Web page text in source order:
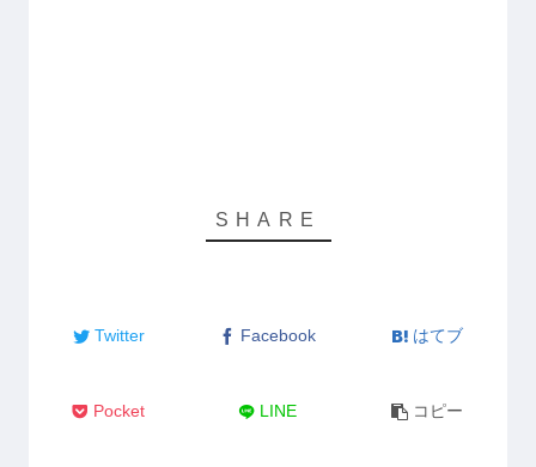
Twitter Facebook はてブ
Pocket LINE コピー